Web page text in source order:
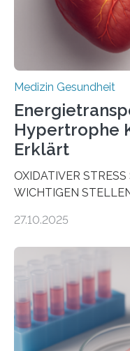
häufigsten Krebsarten
Medizin Gesundheit
Hypertrophe
Erklärt
OXIDATIVER
WICHTIGEN
aus dem Deutschen
im Journal
der Hypertrophen
kann und wie sich
Herzbelastung und
Rhythmusstörungen
hypertrophe
27.10.2025